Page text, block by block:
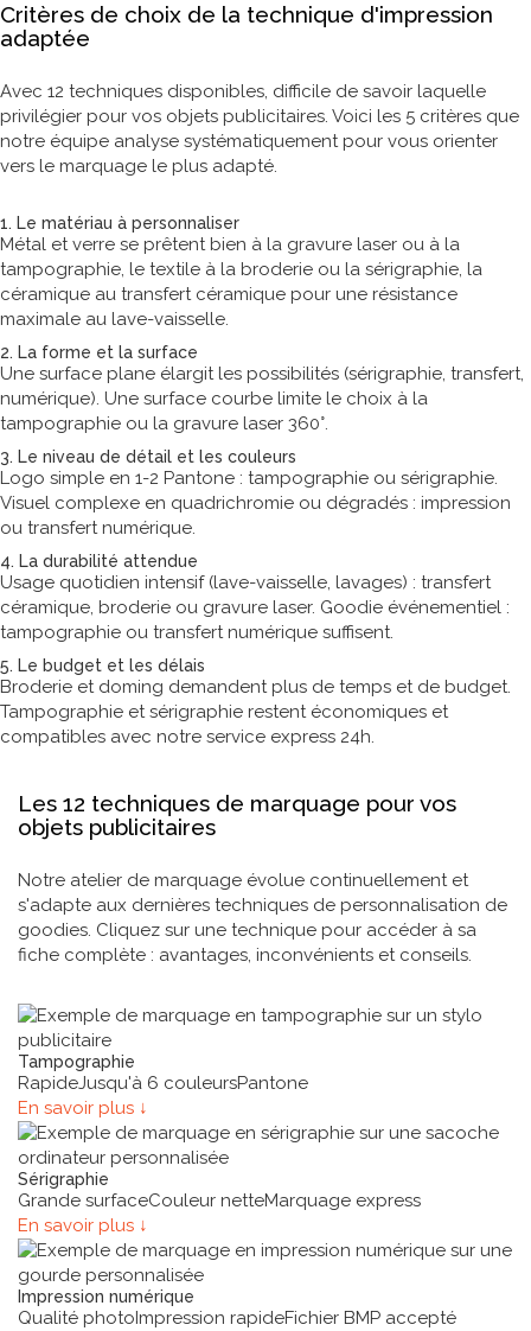
Critères de choix de la technique d'impression
adaptée
Avec 12 techniques disponibles, difficile de savoir laquelle
privilégier pour vos objets publicitaires. Voici les 5 critères que
notre équipe analyse systématiquement pour vous orienter
vers le marquage le plus adapté.
1. Le matériau à personnaliser
Métal et verre se prêtent bien à la gravure laser ou à la
tampographie, le textile à la broderie ou la sérigraphie, la
céramique au transfert céramique pour une résistance
maximale au lave-vaisselle.
2. La forme et la surface
Une surface plane élargit les possibilités (sérigraphie, transfert,
numérique). Une surface courbe limite le choix à la
tampographie ou la gravure laser 360°.
3. Le niveau de détail et les couleurs
Logo simple en 1-2 Pantone : tampographie ou sérigraphie.
Visuel complexe en quadrichromie ou dégradés : impression
ou transfert numérique.
4. La durabilité attendue
Usage quotidien intensif (lave-vaisselle, lavages) : transfert
céramique, broderie ou gravure laser. Goodie événementiel :
tampographie ou transfert numérique suffisent.
5. Le budget et les délais
Broderie et doming demandent plus de temps et de budget.
Tampographie et sérigraphie restent économiques et
compatibles avec notre service express 24h.
Les 12 techniques de marquage pour vos
objets publicitaires
Notre atelier de marquage évolue continuellement et
s'adapte aux dernières techniques de personnalisation de
goodies. Cliquez sur une technique pour accéder à sa
fiche complète : avantages, inconvénients et conseils.
Tampographie
RapideJusqu'à 6 couleursPantone
En savoir plus ↓
Sérigraphie
Grande surfaceCouleur netteMarquage express
En savoir plus ↓
Impression numérique
Qualité photoImpression rapideFichier BMP accepté